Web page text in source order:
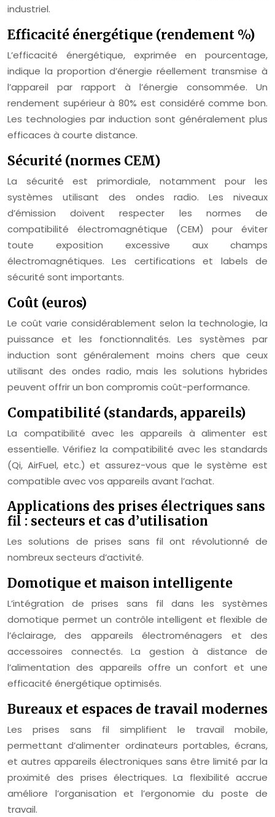
industriel.
Efficacité énergétique (rendement %)
L’efficacité énergétique, exprimée en pourcentage,
indique la proportion d’énergie réellement transmise à
l’appareil par rapport à l’énergie consommée. Un
rendement supérieur à 80% est considéré comme bon.
Les technologies par induction sont généralement plus
efficaces à courte distance.
Sécurité (normes CEM)
La sécurité est primordiale, notamment pour les
systèmes utilisant des ondes radio. Les niveaux
d’émission doivent respecter les normes de
compatibilité électromagnétique (CEM) pour éviter
toute exposition excessive aux champs
électromagnétiques. Les certifications et labels de
sécurité sont importants.
Coût (euros)
Le coût varie considérablement selon la technologie, la
puissance et les fonctionnalités. Les systèmes par
induction sont généralement moins chers que ceux
utilisant des ondes radio, mais les solutions hybrides
peuvent offrir un bon compromis coût-performance.
Compatibilité (standards, appareils)
La compatibilité avec les appareils à alimenter est
essentielle. Vérifiez la compatibilité avec les standards
(Qi, AirFuel, etc.) et assurez-vous que le système est
compatible avec vos appareils avant l’achat.
Applications des prises électriques sans
fil : secteurs et cas d’utilisation
Les solutions de prises sans fil ont révolutionné de
nombreux secteurs d’activité.
Domotique et maison intelligente
L’intégration de prises sans fil dans les systèmes
domotique permet un contrôle intelligent et flexible de
l’éclairage, des appareils électroménagers et des
accessoires connectés. La gestion à distance de
l’alimentation des appareils offre un confort et une
efficacité énergétique optimisés.
Bureaux et espaces de travail modernes
Les prises sans fil simplifient le travail mobile,
permettant d’alimenter ordinateurs portables, écrans,
et autres appareils électroniques sans être limité par la
proximité des prises électriques. La flexibilité accrue
améliore l’organisation et l’ergonomie du poste de
travail.